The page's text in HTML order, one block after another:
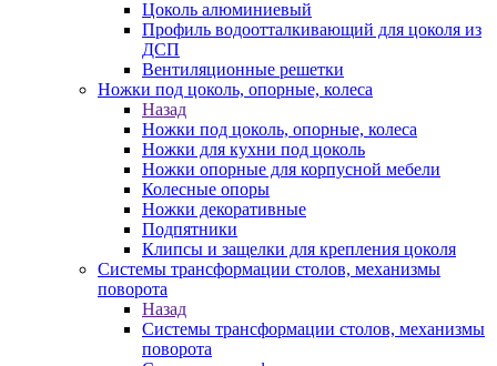
Цоколь алюминиевый
Профиль водоотталкивающий для цоколя из
ДСП
Вентиляционные решетки
Ножки под цоколь, опорные, колеса
Назад
Ножки под цоколь, опорные, колеса
Ножки для кухни под цоколь
Ножки опорные для корпусной мебели
Колесные опоры
Ножки декоративные
Подпятники
Клипсы и защелки для крепления цоколя
Системы трансформации столов, механизмы
поворота
Назад
Системы трансформации столов, механизмы
поворота